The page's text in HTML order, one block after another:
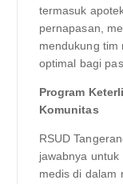
termasuk
pernapasan,
mendukung tim
optimal bagi
Program
Komunitas
RSUD
jawabnya
medis di dalam